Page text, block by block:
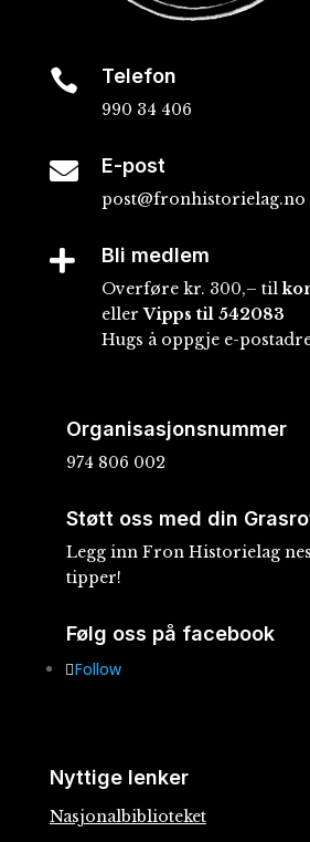
 Telefon
990 34 406
 E-post
post@fronhistorielag.no
 Bli medlem
Overføre kr. 300,– til
ellerVipps til 542083
Hugs å oppgje e-
Organisasjonsnummer
974 806 002
Støtt oss med din
Legg inn Fron Historielag
tipper!
Følg oss på facebook
Follow
Nyttige lenker
Nasjonalbiblioteket